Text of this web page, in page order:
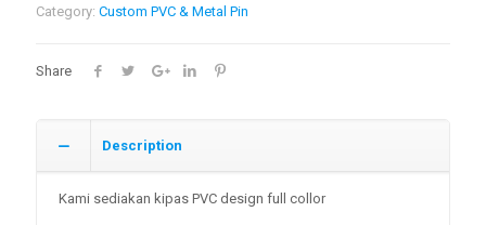
Category: Custom PVC & Metal Pin
Share
Description
Kami sediakan kipas PVC design full collor